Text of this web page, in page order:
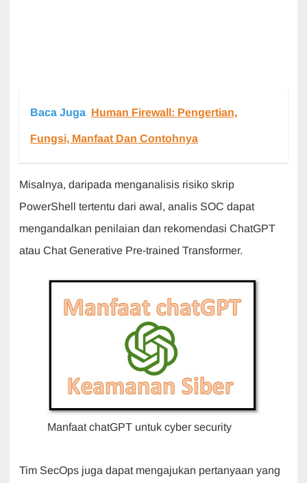
Baca Juga Human Firewall: Pengertian,
Fungsi, Manfaat Dan Contohnya
Misalnya, daripada menganalisis risiko skrip
PowerShell tertentu dari awal, analis SOC dapat
mengandalkan penilaian dan rekomendasi ChatGPT
atau Chat Generative Pre-trained Transformer.
Manfaat chatGPT untuk cyber security
Tim SecOps juga dapat mengajukan pertanyaan yang